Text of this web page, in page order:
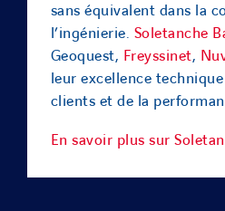
sans équivalent dans la
l’ingénierie. Soletanche
Geoquest, Freyssinet,
leur excellence
clients et de la
En savoir plus sur